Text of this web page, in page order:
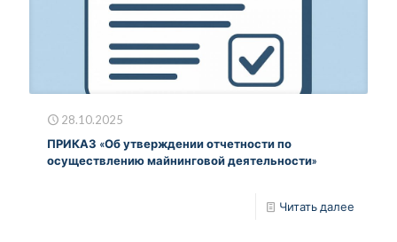
28.10.2025
ПРИКАЗ «Об утверждении отчетности по
осуществлению майнинговой деятельности»
Читать далее